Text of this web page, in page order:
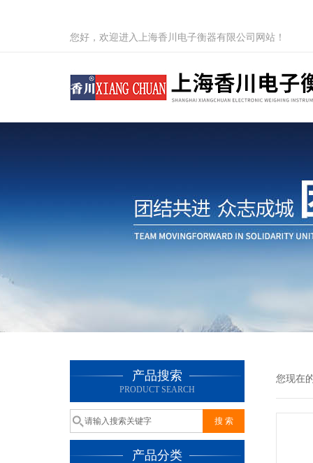
您好，欢迎进入上海香川电子衡器有限公司网站！
产品搜索
PRODUCT SEARCH
产品分类
您现在